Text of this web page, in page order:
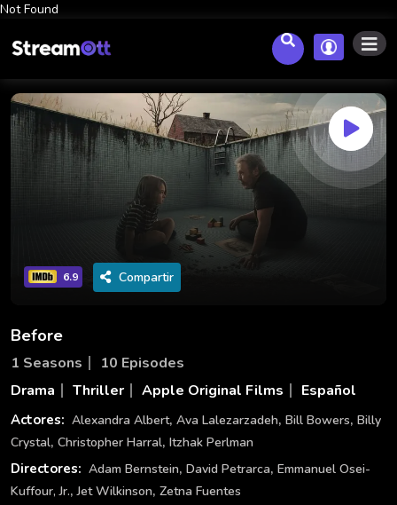
Not Found
6.9 Compartir
Before
1 Seasons
10 Episodes
Drama
Thriller Apple Original Films Español
Actores: Alexandra Albert, Ava Lalezarzadeh, Bill Bowers, Billy
Crystal, Christopher Harral, Itzhak Perlman
Directores: Adam Bernstein, David Petrarca, Emmanuel Osei-
Kuffour, Jr.,Jet Wilkinson, Zetna Fuentes